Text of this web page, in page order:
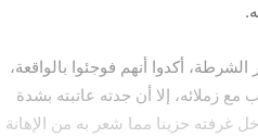
أكدوا أنهم فوجئوا بالواقعة،
زملائه، إلا أن جدته عاتبته بشدة
غرفته حزينا مما شعر به من الإهانة